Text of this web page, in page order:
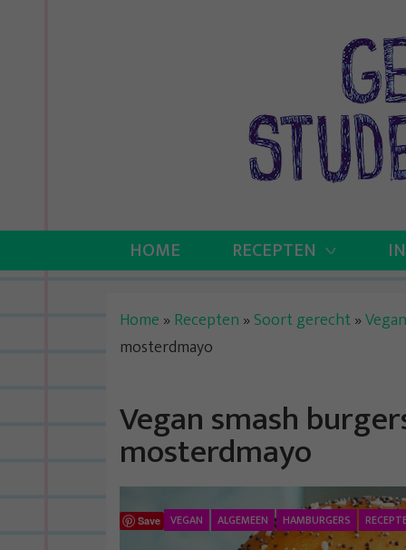
HOME RECEPTEN
Home » Recepten » Soort gerecht»Vegan
mosterdmayo
Vegan smash
mosterdmayo
Save VEGAN ALGEMEEN HAMBURGERS